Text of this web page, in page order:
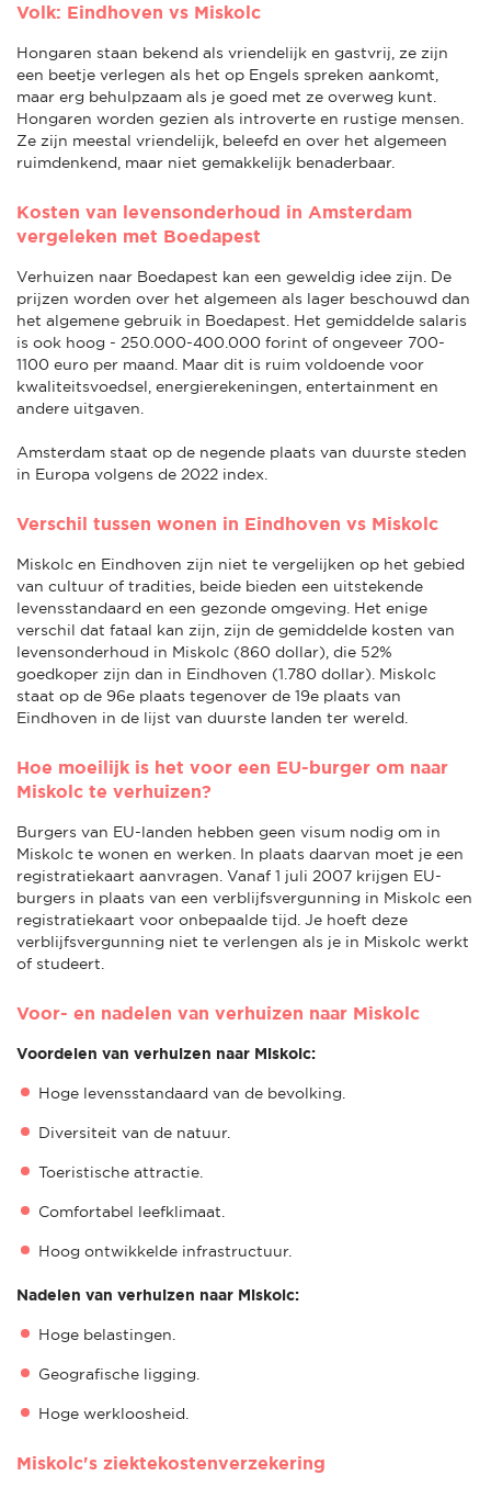
Volk: Eindhoven vs Miskolc
Hongaren staan bekend als vriendelijk en gastvrij, ze zijn
een beetje verlegen als het op Engels spreken aankomt,
maar erg behulpzaam als je goed met ze overweg kunt.
Hongaren worden gezien als introverte en rustige mensen.
Ze zijn meestal vriendelijk, beleefd en over het algemeen
ruimdenkend, maar niet gemakkelijk benaderbaar.
Kosten van levensonderhoud in Amsterdam
vergeleken met Boedapest
Verhuizen naar Boedapest kan een geweldig idee zijn. De
prijzen worden over het algemeen als lager beschouwd dan
het algemene gebruik in Boedapest. Het gemiddelde salaris
is ook hoog - 250.000-400.000 forint of ongeveer 700-
1100 euro per maand. Maar dit is ruim voldoende voor
kwaliteitsvoedsel, energierekeningen, entertainment en
andere uitgaven.
Amsterdam staat op de negende plaats van duurste steden
in Europa volgens de 2022 index.
Verschil tussen wonen in Eindhoven vs Miskolc
Miskolc en Eindhoven zijn niet te vergelijken op het gebied
van cultuur of tradities, beide bieden een uitstekende
levensstandaard en een gezonde omgeving. Het enige
verschil dat fataal kan zijn, zijn de gemiddelde kosten van
levensonderhoud in Miskolc (860 dollar), die 52%
goedkoper zijn dan in Eindhoven (1.780 dollar). Miskolc
staat op de 96e plaats tegenover de 19e plaats van
Eindhoven in de lijst van duurste landen ter wereld.
Hoe moeilijk is het voor een EU-burger om naar
Miskolc te verhuizen?
Burgers van EU-landen hebben geen visum nodig om in
Miskolc te wonen en werken. In plaats daarvan moet je een
registratiekaart aanvragen. Vanaf 1 juli 2007 krijgen EU-
burgers in plaats van een verblijfsvergunning in Miskolc een
registratiekaart voor onbepaalde tijd. Je hoeft deze
verblijfsvergunning niet te verlengen als je in Miskolc werkt
of studeert.
Voor- en nadelen van verhuizen naar Miskolc
Voordelen van verhuizen naar Miskolc:
Hoge levensstandaard van de bevolking.
Diversiteit van de natuur.
Toeristische attractie.
Comfortabel leefklimaat.
Hoog ontwikkelde infrastructuur.
Nadelen van verhuizen naar Miskolc:
Hoge belastingen.
Geografische ligging.
Hoge werkloosheid.
Miskolc's ziektekostenverzekering